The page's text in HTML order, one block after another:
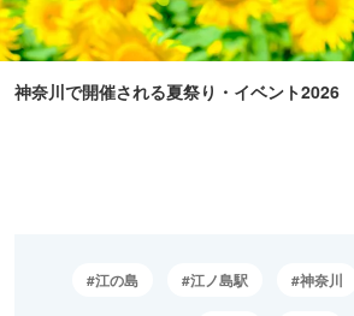
神奈川で開催される夏祭り・イベント2026
江の島 江ノ島駅 神奈川